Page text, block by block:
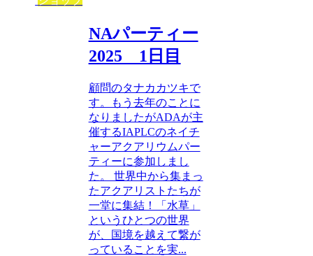
NAパーティー
2025 1日目
顧問のタナカカツキで
す。もう去年のことに
なりましたがADAが主
催するIAPLCのネイチ
ャーアクアリウムパー
ティーに参加しまし
た。 世界中から集まっ
たアクアリストたちが
一堂に集結！「水草」
というひとつの世界
が、国境を越えて繋が
っていることを実...